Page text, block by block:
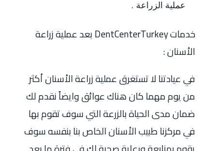
عملية الزراعة .
خدمات DentCenterTurkey بعد عملية زراعة
الأسنان :
في عيادتنا لا تستغرق عملية زراعة الأسنان أكثر
من يوم مهما كان هناك عوائق وايضاً نقدم لك
ضمان مدى الحياة بالزرعة التي سوف تقوم بها
في مركزنا طبيب الأسنان الخاص بنا بنفسه سوف